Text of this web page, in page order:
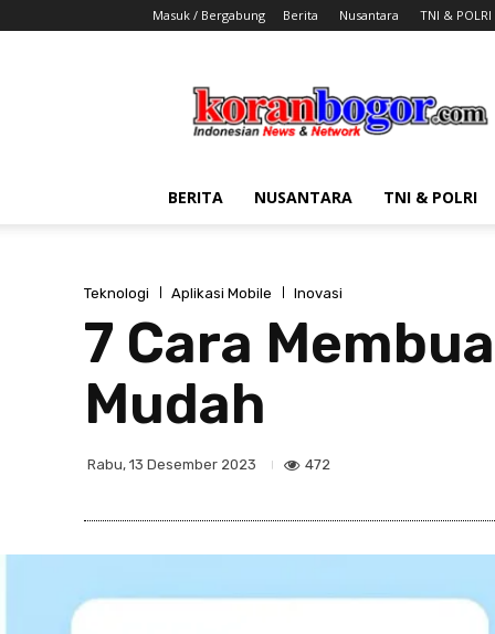
Masuk / Bergabung Berita Nusantara TNI & POLRI
Bogor
BERITA NUSANTARA TNI & POLRI
Teknologi Aplikasi Mobile Inovasi
7 Cara
Mudah
Rabu, 13 Desember 2023 472